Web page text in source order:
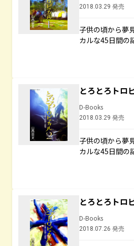
2018.03.29 発売
子供の頃から夢
カルな45日間の
とろとろト
D-Books
2018.03.29 発売
子供の頃から夢
カルな45日間の
とろとろト
D-Books
2018.07.26 発売